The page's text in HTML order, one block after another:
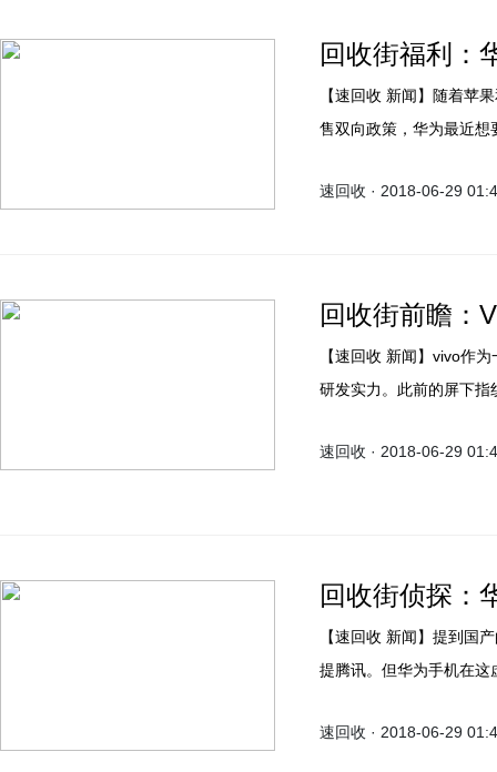
回收街福利：
【速回收 新闻】随着苹果和三星在高端机方面不断发力并实行将多款旧旗舰打折出
售双向政策，华为最近
吐槽却一针见血。
速回收 · 2018-06-29
回收街前瞻：
【速回收 新闻】vivo作为一家知名的手机品牌，经过多年技术沉淀如今已有强大的
研发实力。此前的屏下指
的新技术——TOF 3D超
速回收 · 2018-06-29
回收街侦探：
【速回收 新闻】提到国产的手机，华为手机可不能不提；提到互联网产业则不能不
提腾讯。但华为手机在
牌，为什么华为会弃用呢
速回收 · 2018-06-29